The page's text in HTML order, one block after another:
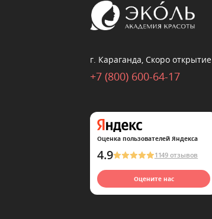
г. Караганда, Скоро открытие
+7 (800) 600-64-17
Оценка пользователей Яндекса
4.9 1149 отзывов
Оцените нас